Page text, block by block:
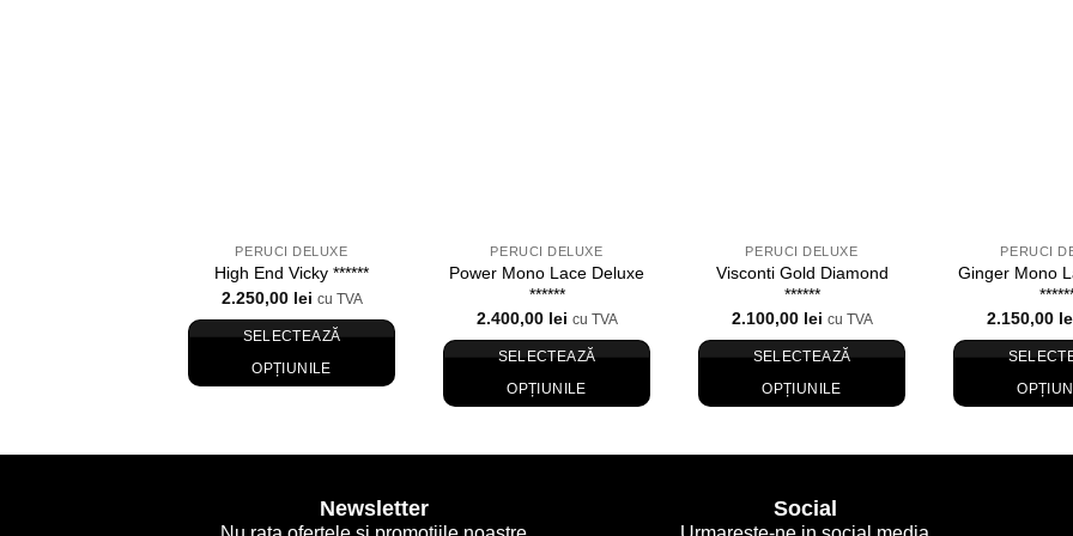
PERUCI DELUXE
High End Vicky ******
2.250,00 lei cu TVA
SELECTEAZĂ
OPȚIUNILE
are
multe
PERUCI DELUXE
Power Mono Lace Deluxe
******
2.400,00 lei cu TVA
SELECTEAZĂ
OPȚIUNILE
PERUCI DELUXE
Visconti Gold Diamond
******
2.100,00 lei cu TVA
SELECTEAZĂ
OPȚIUNILE
mai
multe
PERUCI
Ginger Mono
2.150,00
Newsletter Social